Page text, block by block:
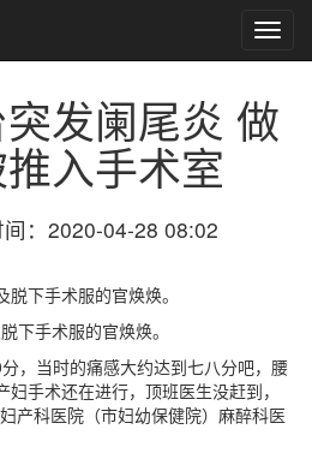
发阑尾炎 做
入手术室
：2020-04-28 08:02
下手术服的官焕焕。
，当时的痛感大约达到七八分吧，腰
手术还在进行，顶班医生没赶到，
产科医院（市妇幼保健院）麻醉科医